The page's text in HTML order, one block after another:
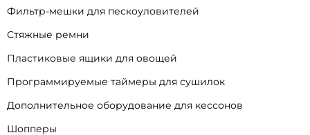
Фильтр-мешки для пескоуловителей
Стяжные ремни
Пластиковые ящики для овощей
Программируемые таймеры для сушилок
Дополнительное оборудование для кессонов
Шопперы